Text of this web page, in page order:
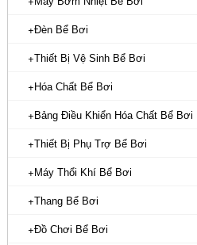
Đèn Bể Bơi
Thiết Bị Vệ Sinh Bể Bơi
Hóa Chất Bể Bơi
Bảng Điều Khiển Hóa Chất Bể Bơi
Thiết Bị Phụ Trợ Bể Bơi
Máy Thổi Khí Bể Bơi
Thang Bể Bơi
Đồ Chơi Bể Bơi